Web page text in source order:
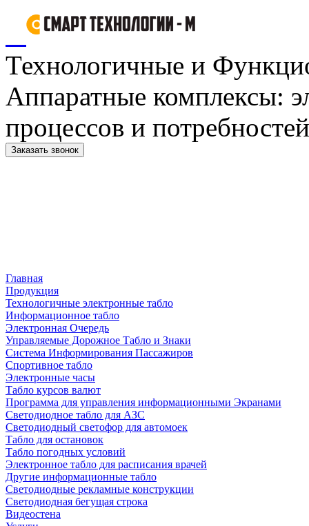
Технологичные и
Аппаратные комплексы:
процессов и
Заказать звонок
Главная
Продукция
Технологичные электронные табло
Информационное табло
Электронная Очередь
Управляемые Дорожное Табло и Знаки
Система Информирования Пассажиров
Спортивное табло
Электронные часы
Табло курсов валют
Программа для управления информационными Экранами
Светодиодное табло для АЗС
Светодиодный светофор для автомоек
Табло для остановок
Табло погодных условий
Электронное табло для расписания врачей
Другие информационные табло
Светодиодные рекламные конструкции
Светодиодная бегущая строка
Видеостена